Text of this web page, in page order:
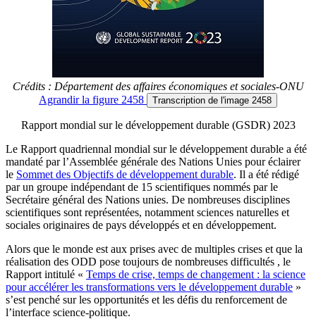
Crédits : Département des affaires économiques et sociales-ONU
Agrandirla figure 2458 Transcription de l'image 2458
Rapport mondial sur le développement durable (GSDR) 2023
Le Rapport quadriennal mondial sur le développement durable a été
mandaté par l’Assemblée générale des Nations Unies pour éclairer
le Sommet des Objectifs de développement durable. Il a été rédigé
par un groupe indépendant de 15 scientifiques nommés par le
Secrétaire général des Nations unies. De nombreuses disciplines
scientifiques sont représentées, notamment sciences naturelles et
sociales originaires de pays développés et en développement.
Alors que le monde est aux prises avec de multiples crises et que la
réalisation des ODD pose toujours de nombreuses difficultés , le
Rapport intitulé « Temps de crise, temps de changement : la science
pour accélérer les transformations vers le développement durable »
s’est penché sur les opportunités et les défis du renforcement de
l’interface science-politique.